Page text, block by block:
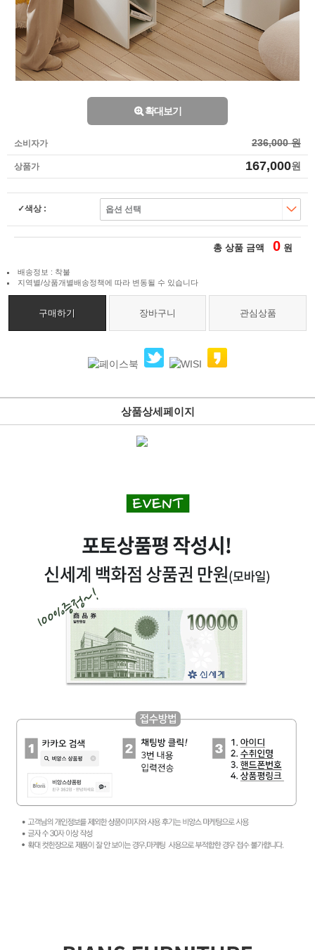
확대보기
소비자가 236,000 원
상품가 167,000원
색상 :
총 상품 금액 0 원
배송정보 : 착불
지역별/상품개별배송정책에 따라 변동될 수 있습니다
구매하기 장바구니 관심상품
상품상세페이지